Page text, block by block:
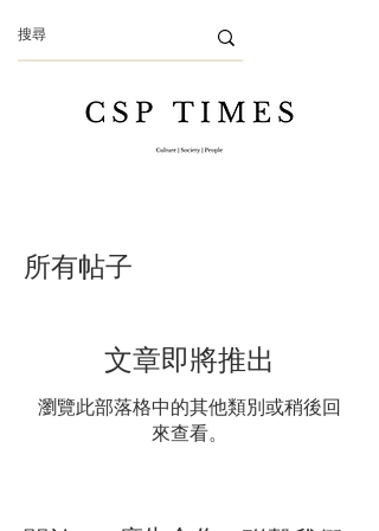
所有帖子
文章即將推出
瀏覽此部落格中的其他類別或稍後回
來查看。